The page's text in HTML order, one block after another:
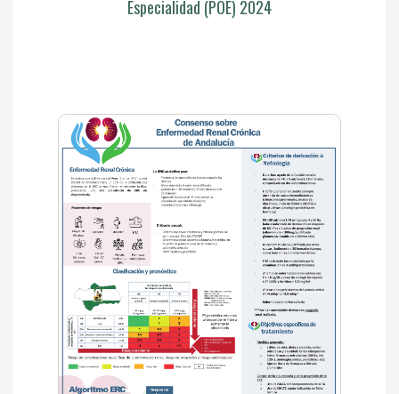
Especialidad (POE) 2024